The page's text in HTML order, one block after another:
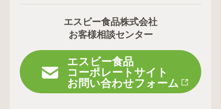
エスビー食品株式会社
お客様相談センター
エスビー食品
コーポレートサイト
お問い合わせフォーム